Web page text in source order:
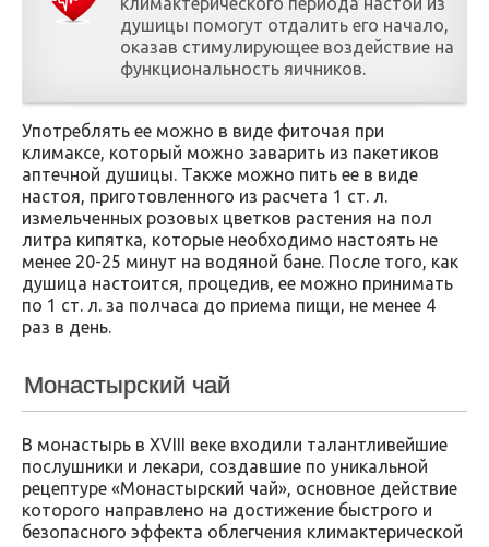
душицы помогут отдалить его начало,
оказав стимулирующее воздействие на
функциональность яичников.
Употреблять ее можно в виде фиточая при
климаксе, который можно заварить из пакетиков
аптечной душицы. Также можно пить ее в виде
настоя, приготовленного из расчета 1 ст. л.
измельченных розовых цветков растения на пол
литра кипятка, которые необходимо настоять не
менее 20-25 минут на водяной бане. После того, как
душица настоится, процедив, ее можно принимать
по 1 ст. л. за полчаса до приема пищи, не менее 4
раз в день.
Монастырский чай
В монастырь в XVIII веке входили талантливейшие
послушники и лекари, создавшие по уникальной
рецептуре «Монастырский чай», основное действие
которого направлено на достижение быстрого и
безопасного эффекта облегчения климактерической